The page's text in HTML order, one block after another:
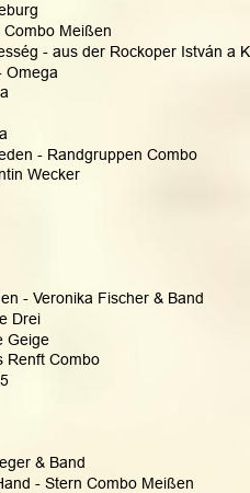
Combo Meißen
- aus der Rockoper István a
Omega
- Randgruppen Combo
Wecker
- Veronika Fischer & Band
Drei
Geige
Renft Combo
& Band
- Stern Combo Meißen